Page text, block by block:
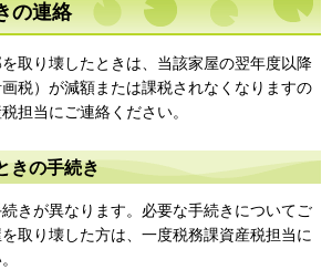
の連絡
取り壊したときは、当該家屋の翌年度以降
税）が減額または課税されなくなりますの
担当にご連絡ください。
きの手続き
きが異なります。必要な手続きについてご
取り壊した方は、一度税務課資産税担当に